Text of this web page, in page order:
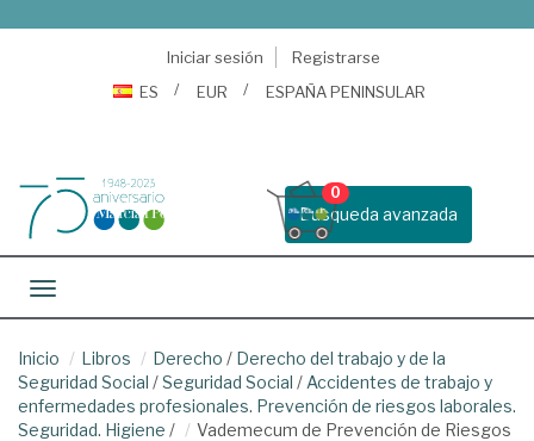
Iniciar sesión
Registrarse
ES
EUR ESPAÑA PENINSULAR
Busqueda avanzada
0
Toggle navigation
Inicio Libros Derecho / Derecho del trabajo y de la
Seguridad Social /Seguridad Social / Accidentes de trabajo y
enfermedades profesionales. Prevención de riesgos laborales.
Seguridad. Higiene /
Vademecum de Prevención de Riesgos